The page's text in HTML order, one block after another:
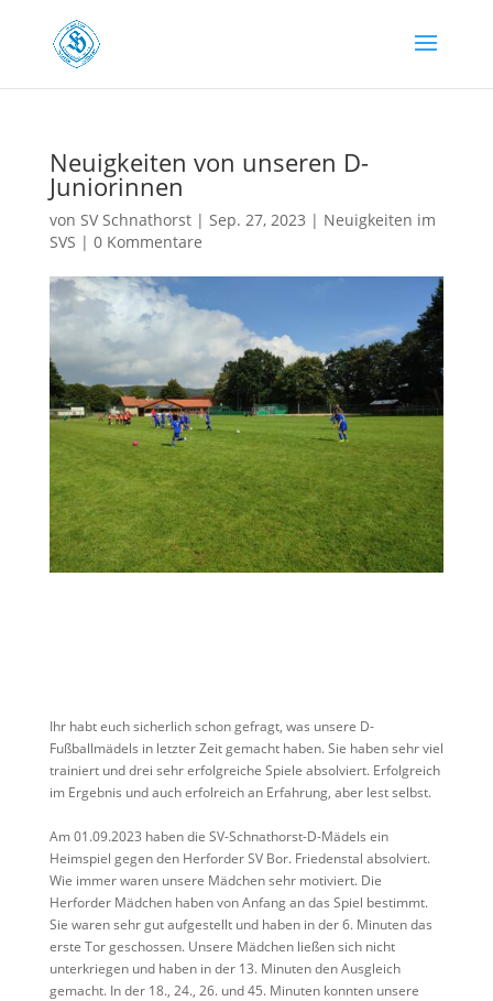
Neuigkeiten von unseren D-
Juniorinnen
von SV Schnathorst| Sep. 27, 2023 | Neuigkeiten im
SVS | 0 Kommentare
Ihr habt euch sicherlich schon gefragt, was unsere D-
Fußballmädels in letzter Zeit gemacht haben. Sie haben sehr viel
trainiert und drei sehr erfolgreiche Spiele absolviert. Erfolgreich
im Ergebnis und auch erfolreich an Erfahrung, aber lest selbst.
Am 01.09.2023 haben die SV-Schnathorst-D-Mädels ein
Heimspiel gegen den Herforder SV Bor. Friedenstal absolviert.
Wie immer waren unsere Mädchen sehr motiviert. Die
Herforder Mädchen haben von Anfang an das Spiel bestimmt.
Sie waren sehr gut aufgestellt und haben in der 6. Minuten das
erste Tor geschossen. Unsere Mädchen ließen sich nicht
unterkriegen und haben in der 13. Minuten den Ausgleich
gemacht. In der 18., 24., 26. und 45. Minuten konnten unsere